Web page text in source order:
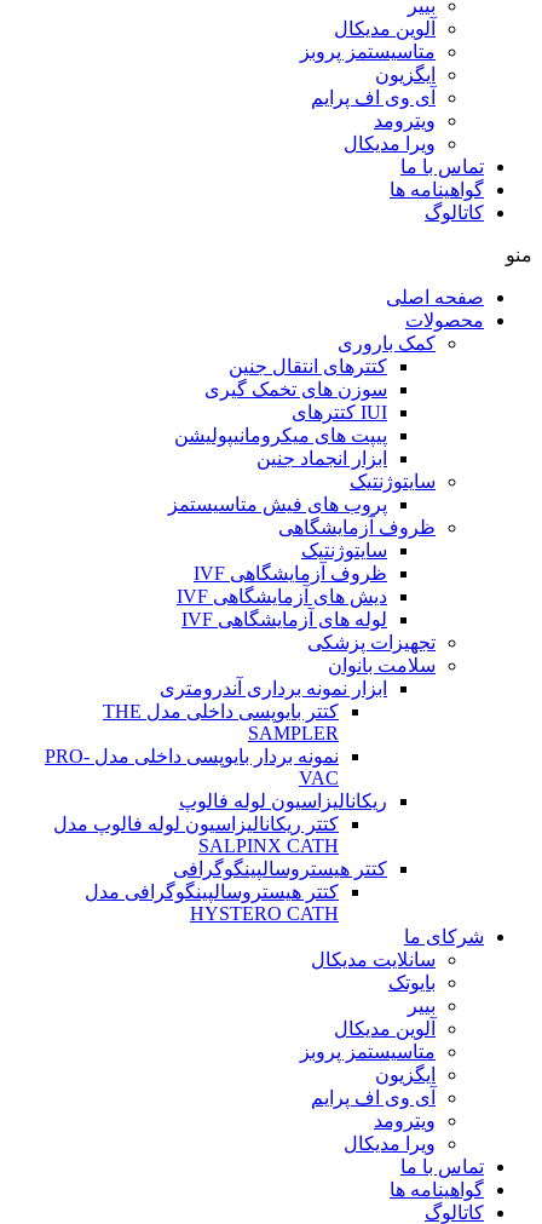
بییر
آلوین مدیکال
متاسیستمز پروبز
ایگزیون
آی وی اف پرایم
ویترومد
ویرا مدیکال
تماس با ما
گواهینامه ها
کاتالوگ
منو
صفحه اصلی
محصولات
کمک باروری
کتترهای انتقال جنین
سوزن های تخمک گیری
IUI کتترهای
پیپت های میکرومانیپولیشن
ابزار انجماد جنین
سایتوژنتیک
پروب های فیش متاسیستمز
ظروف آزمایشگاهی
سایتوژنتیک
ظروف آزمایشگاهی IVF
دیش های آزمایشگاهی IVF
لوله های آزمایشگاهی IVF
تجهیزات پزشکی
سلامت بانوان
ابزار نمونه برداری آندرومتری
کتتر بایوپسی داخلی مدل THE
SAMPLER
نمونه بردار بایوپسی داخلی مدل PRO-
VAC
ریکانالیزاسیون لوله فالوپ
کتتر ریکانالیزاسیون لوله فالوپ مدل
SALPINX CATH
کتتر هیستروسالپینگوگرافی
کتتر هیستروسالپینگوگرافی مدل
HYSTERO CATH
شرکای ما
سانلایت مدیکال
بایوتک
بییر
آلوین مدیکال
متاسیستمز پروبز
ایگزیون
آی وی اف پرایم
ویترومد
ویرا مدیکال
تماس با ما
گواهینامه ها
کاتالوگ